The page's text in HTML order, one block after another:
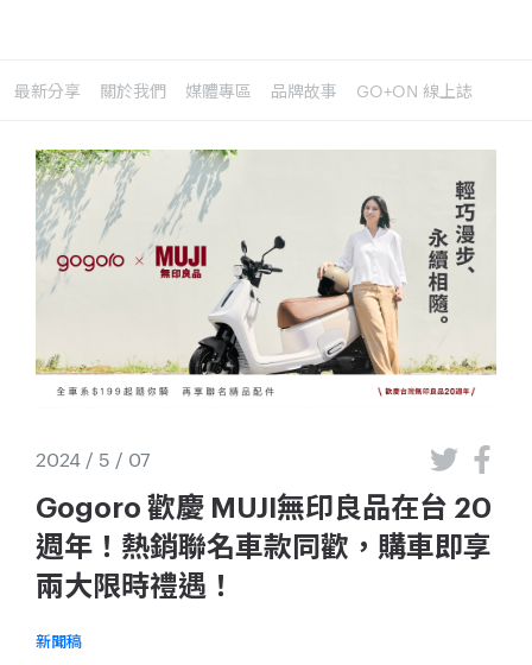
最新分享 關於我們 媒體專區 品牌故事 GO+ON 線上誌
2024 / 5 / 07
Gogoro 歡慶 MUJI無印良品在台 20
週年！熱銷聯名車款同歡，購車即享
兩大限時禮遇！
新聞稿